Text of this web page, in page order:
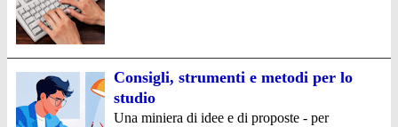
Consigli, strumenti e metodi per lo
studio
Una miniera di idee e di proposte - per